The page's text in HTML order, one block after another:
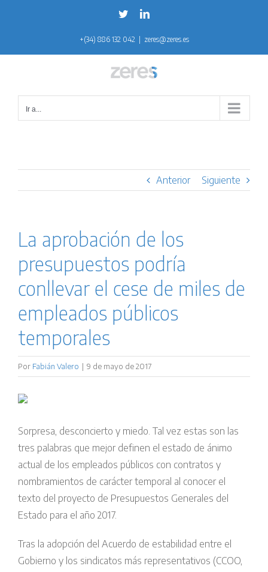
TwitterLinkedIn
+(34) 886 132 042 zeres@zeres.es
Ir a...
Anterior Siguiente
La aprobación de los
presupuestos podría
conllevar el cese de miles de
empleados públicos
temporales
Por Fabián Valero | 9 de mayo de 2017
Sorpresa, desconcierto y miedo. Tal vez estas son las
tres palabras que mejor definen el estado de ánimo
actual de los empleados públicos con contratos y
nombramientos de carácter temporal al conocer el
texto del proyecto de Presupuestos Generales del
Estado para el año 2017.
Tras la adopción del Acuerdo de estabilidad entre el
Gobierno y los sindicatos más representativos (CCOO,